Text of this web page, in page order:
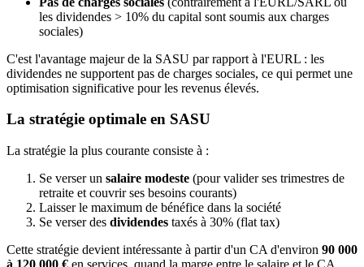
les dividendes > 10% du capital sont soumis aux charges
sociales)
C'est l'avantage majeur de la SASU par rapport à l'EURL : les
dividendes ne supportent pas de charges sociales, ce qui permet une
optimisation significative pour les revenus élevés.
La stratégie optimale en SASU
La stratégie la plus courante consiste à :
Se verser un salaire modeste (pour valider ses trimestres de
retraite et couvrir ses besoins courants)
Laisser le maximum de bénéfice dans la société
Se verser des dividendes taxés à 30% (flat tax)
Cette stratégie devient intéressante à partir d'un CA d'environ 90 000
à 120 000 € en services, quand la marge entre le salaire et le CA